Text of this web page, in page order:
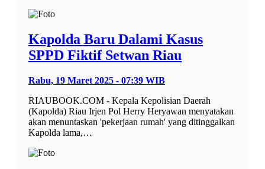
Kapolda Baru Dalami Kasus
SPPD Fiktif Setwan Riau
Rabu, 19 Maret 2025 - 07:39 WIB
RIAUBOOK.COM - Kepala Kepolisian Daerah
(Kapolda) Riau Irjen Pol Herry Heryawan menyatakan
akan menuntaskan 'pekerjaan rumah' yang ditinggalkan
Kapolda lama,…